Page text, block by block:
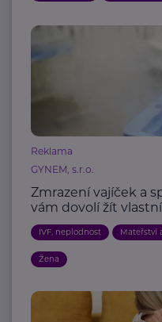
Reklama
GYNEM, s.r.o.
Zmrazení vajíček a
vám dovolí žít
IVF, neplodnost Mateřství
Žena